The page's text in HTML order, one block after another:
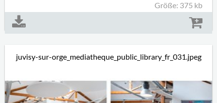
Größe: 375 kb
juvisy-sur-orge_mediatheque_public_library_fr_031.jpeg